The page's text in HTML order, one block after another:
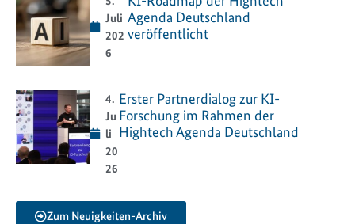
Juli
202
6
Agenda Deutschland
veröffentlicht
4.
Ju
li
20
26
Erster Partnerdialog zur KI-
Forschung im Rahmen der
Hightech Agenda Deutschland
Zum Neuigkeiten-Archiv